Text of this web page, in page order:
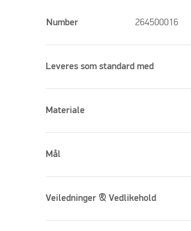
Number 264500016
Leveres som standard med
Materiale
Mål
Veiledninger & Vedlikehold